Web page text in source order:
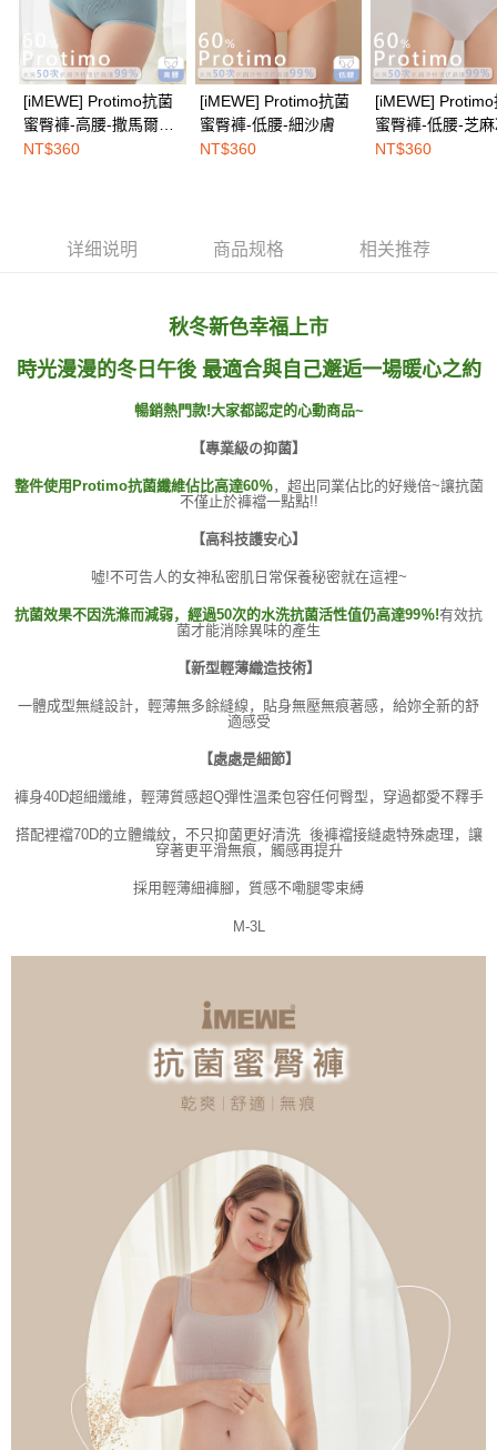
所提供，並由 AFTEE 向您收取款項。因使用本服務所須提供之個人資料(包
含但不限於訂購人姓名、電話，收件人姓名、電話、收件地址)，將交付予
AFTEE 於本服務必要服務範圍內運用。關於 AFTEE 對於個人資料之蒐集、
處理、利用，詳參 AFTEE 官網之『個人資料蒐集、處理及利用告知聲明』
https://aftee.tw/privacypolicy/
若款項超過繳費期限，將根據當次的金額加收年利率 16% 的逾期滯納金。
未成年的使用者，請事先徵得法定代理人或監護人之同意方可使用
要之購買訂單資訊提供予 AFTEE ，或讓 AFTEE 蒐集處理利用您的個人資
海外配送 查看运费
[iMEWE] Protimo抗菌
蜜臀褲-高腰-撒馬爾罕
霧灰
NT$360
[iMEWE] Protimo抗菌
蜜臀褲-低腰-細沙膚
NT$360
[iMEWE]
蜜臀褲-低腰-芝
NT$360
详细说明 商品规格 相关推荐
秋冬新色幸福上市
時光漫漫的冬日午後 最適合與自己邂逅一場暖心之約
暢銷熱門款!大家都認定的心動商品~
【專業級の抑菌】
整件使用Protimo抗菌纖維佔比高達60％，超出同業佔比的好幾倍~讓抗菌
不僅止於褲襠一點點!!
【高科技護安心】
噓!不可告人的女神私密肌日常保養秘密就在這裡~
抗菌效果不因洗滌而減弱，經過50次的水洗抗菌活性值仍高達99％!有效抗
菌才能消除異味的產生
【新型輕薄織造技術】
一體成型無縫設計，輕薄無多餘縫線，貼身無壓無痕著感，給妳全新的舒
適感受
【處處是細節】
褲身40D超細纖維，輕薄質感超Q彈性溫柔包容任何臀型，穿過都愛不釋手
搭配裡襠70D的立體織紋，不只抑菌更好清洗 後褲襠接縫處特殊處理，讓
穿著更平滑無痕，觸感再提升
採用輕薄細褲腳，質感不嘞腿零束縛
M-3L